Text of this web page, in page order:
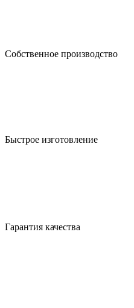
Собственное производство
Быстрое изготовление
Гарантия качества